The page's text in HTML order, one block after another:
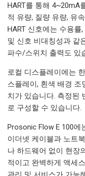
HART를 통해 4~20mA
적 유량, 질량 유량, 유
HART 신호에는 수용률
및 신호 비대칭성과 같
파수/스위치 출력도 있
로컬 디스플레이에는
스플레이, 흰색 배경 조
치가 있습니다. 측정된
로 구성할 수 있습니다.
Prosonic Flow E 100에
이더넷 케이블과 노트
나 하드웨어 없이 현장
적이고 완벽하게 액세